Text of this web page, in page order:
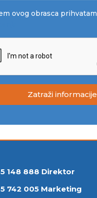
ovog obrasca prihvatam
Zatraži informacije
148 888 Direktor
742 005 Marketing